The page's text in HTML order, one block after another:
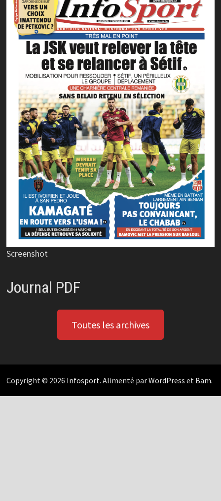
Screenshot
Journal PDF
Toutes les archives
Copyright © 2026 Infosport. Alimenté parWordPress et Bam.